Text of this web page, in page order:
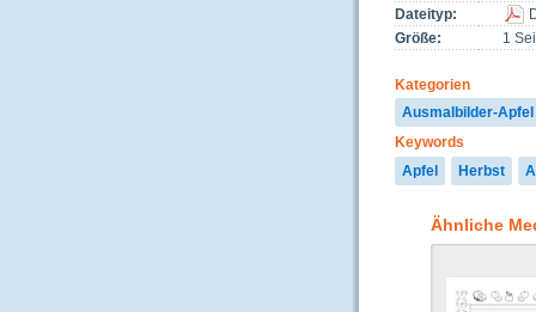
Dateityp:
Größe:
1
Kategorien
Ausmalbilder-Apfel
Keywords
Apfel
Herbst
Ähnliche